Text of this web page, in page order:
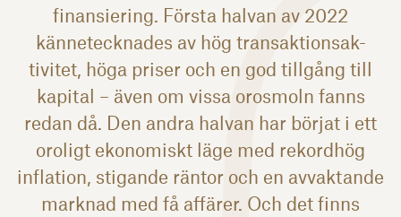
finansiering. Första halvan av 2022
kännetecknades av hög transaktionsak-
tivitet, höga priser och en god tillgång till
kapital – även om vissa orosmoln fanns
redan då. Den andra halvan har börjat i ett
oroligt ekonomiskt läge med rekordhög
inflation, stigande räntor och en avvaktande
marknad med få affärer. Och det finns